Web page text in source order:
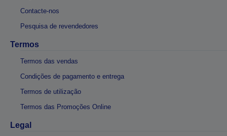
Contacte-nos
Pesquisa de revendedores
Termos
Termos das vendas
Condições de pagamento e entrega
Termos de utilização
Termos das Promoções Online
Legal